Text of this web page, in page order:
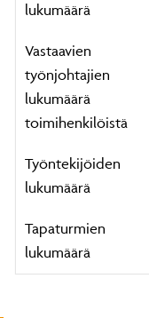
lukumäärä
Vastaavien
työnjohtajien
lukumäärä
toimihenkilöistä
Työntekijöiden
lukumäärä
Tapaturmien
lukumäärä